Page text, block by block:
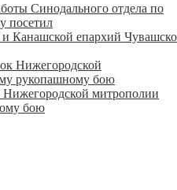
Синодального отдела по
посетил
Канашской епархий
митрополии
бою